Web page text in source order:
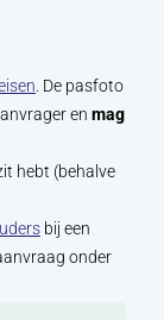
(opent in nieuw
. De pasfoto
en mag
hebt (behalve
(opent in nieuw
bij een
onder